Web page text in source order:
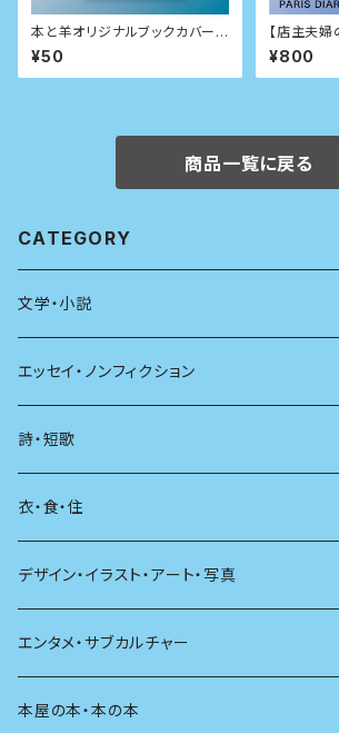
本と羊オリジナルブックカバー
（カバーのみの購入不可）
¥50
【店主夫婦
生活日記
¥800
商品一覧に戻る
CATEGORY
文学・小説
日本
海外
日本語
文学理論
評論
文章術
エッセイ・ノンフィクション
エッセイ
日記
ノンフィクション
その他
評論
詩・短歌
詩
短歌
その他
衣・食・住
着る
食べる
料理
住う
デザイン・イラスト・アート・写真
デザイン
イラスト
エンタメ・サブカルチャー
映画
本屋の本・本の本